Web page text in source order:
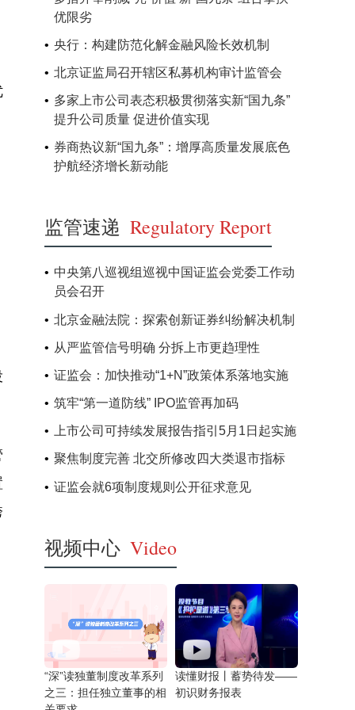
优限劣
央行：构建防范化解金融风险长效机制
北京证监局召开辖区私募机构审计监管会
多家上市公司表态积极贯彻落实新“国九条”
提升公司质量 促进价值实现
券商热议新“国九条”：增厚高质量发展底色
护航经济增长新动能
监管速递 Regulatory Report
中央第八巡视组巡视中国证监会党委工作动
员会召开
北京金融法院：探索创新证券纠纷解决机制
从严监管信号明确 分拆上市更趋理性
证监会：加快推动“1+N”政策体系落地实施
筑牢“第一道防线” IPO监管再加码
上市公司可持续发展报告指引5月1日起实施
聚焦制度完善 北交所修改四大类退市指标
证监会就6项制度规则公开征求意见
视频中心 Video
“深”读独董制度改革系列
之三：担任独立董事的相
读懂财报丨蓄势待发——
初识财务报表